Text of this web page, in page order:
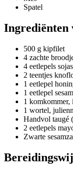
Spatel
Ingrediënten
500 g kipfilet
4 zachte
4 eetlepels
2 teentjes
1 eetlepel
1 eetlepel
1 komkommer,
1 wortel,
Handvol taugé
2 eetlepels
Zwarte